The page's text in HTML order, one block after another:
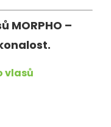
MORPHO –
vlasů